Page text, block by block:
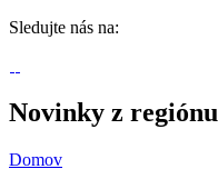
Sledujte nás na:
Novinky z regiónu
Domov